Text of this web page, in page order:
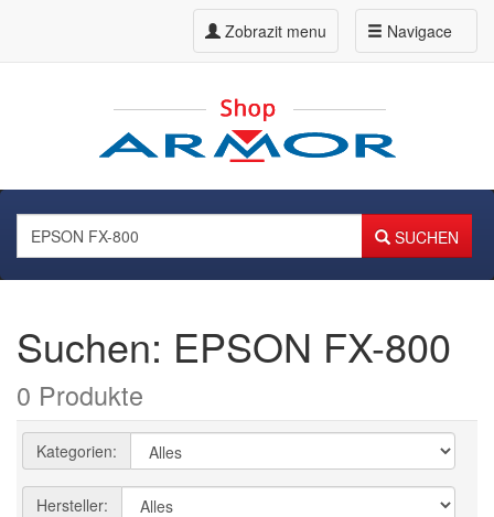
Navigace
Zobrazit menu
SUCHEN
Suchen: EPSON FX-800
0 Produkte
Kategorien:
Hersteller: